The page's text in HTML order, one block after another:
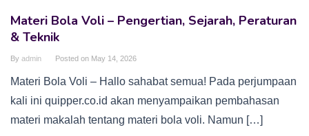
Materi Bola Voli – Pengertian, Sejarah, Peraturan
& Teknik
By admin Posted on May 14, 2026
Materi Bola Voli – Hallo sahabat semua! Pada perjumpaan
kali ini quipper.co.id akan menyampaikan pembahasan
materi makalah tentang materi bola voli. Namun […]